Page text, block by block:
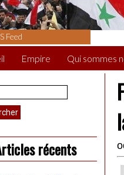
Feed
Empire Qui sommes
:
récents